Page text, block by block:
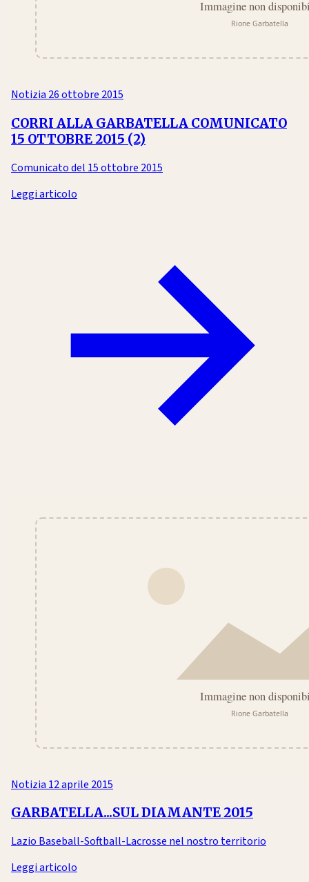
Notizia 26 ottobre 2015
CORRI ALLA GARBATELLA COMUNICATO
15 OTTOBRE 2015 (2)
Comunicato del 15 ottobre 2015
Leggi articolo
Notizia 12 aprile 2015
GARBATELLA...SUL DIAMANTE 2015
Lazio Baseball-Softball-Lacrosse nel nostro territorio
Leggi articolo